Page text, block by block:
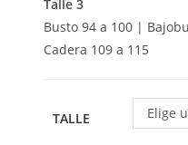
Talle 3
Busto 94 a 100 |
Cadera 109 a 115
TALLE Elige